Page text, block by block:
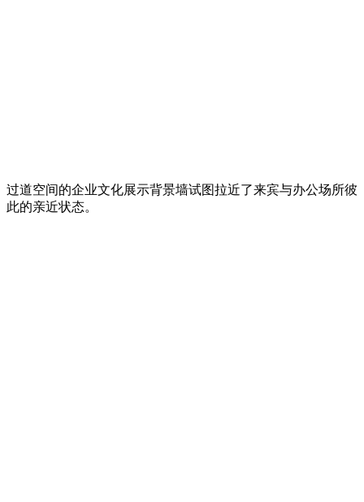
过道空间的企业文化展示背景墙试图拉近了来宾与办公场所彼
此的亲近状态。